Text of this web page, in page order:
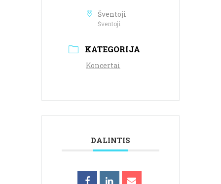
Šventoji
Šventoji
KATEGORIJA
Koncertai
DALINTIS